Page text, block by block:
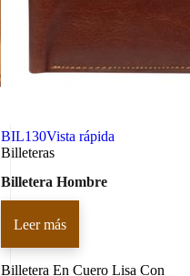
BIL130Vista rápida
Billeteras
Billetera Hombre
Leer más
Billetera En Cuero Lisa Con